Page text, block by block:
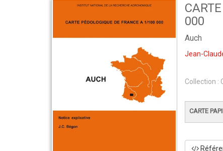
000
Auch
Jean-
Collection :
CARTE